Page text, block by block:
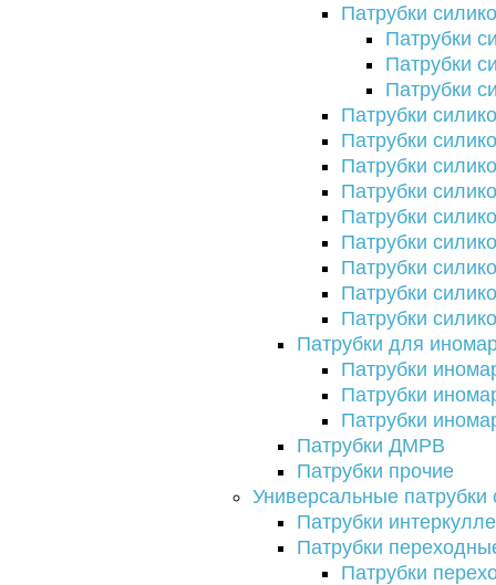
Патрубки
Патрубки
Патрубки
Патрубки
Патрубки
Патрубки
Патрубки
Патрубки
Патрубки
Патрубки
Патрубки
Патрубки
Патрубки
Патрубки для
Патрубки
Патрубки
Патрубки
Патрубки ДМРВ
Патрубки прочие
Универсальные патрубки
Патрубки
Патрубки
Патрубки